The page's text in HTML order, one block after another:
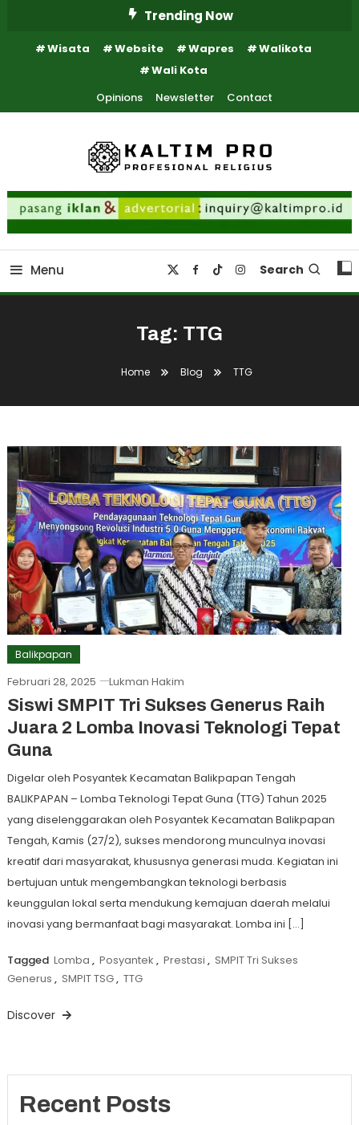
Content
Trending Now
Wisata Website Wapres
Walikota
Wali Kota
Opinions
Newsletter Contact
Kaltim Pro
Kaltim Profesional Religius
Menu Search
Tag: TTG
Home Blog TTG
Balikpapan
Februari 28, 2025 Lukman Hakim
Siswi SMPIT Tri Sukses Generus Raih
Juara 2 Lomba Inovasi Teknologi Tepat
Guna
Digelar oleh Posyantek Kecamatan Balikpapan Tengah
BALIKPAPAN – Lomba Teknologi Tepat Guna (TTG) Tahun 2025
yang diselenggarakan oleh Posyantek Kecamatan Balikpapan
Tengah, Kamis (27/2), sukses mendorong munculnya inovasi
kreatif dari masyarakat, khususnya generasi muda. Kegiatan ini
bertujuan untuk mengembangkan teknologi berbasis
keunggulan lokal serta mendukung kemajuan daerah melalui
inovasi yang bermanfaat bagi masyarakat. Lomba ini […]
Tagged Lomba , Posyantek , Prestasi , SMPIT Tri Sukses
Generus , SMPIT TSG, TTG
Discover
Recent Posts